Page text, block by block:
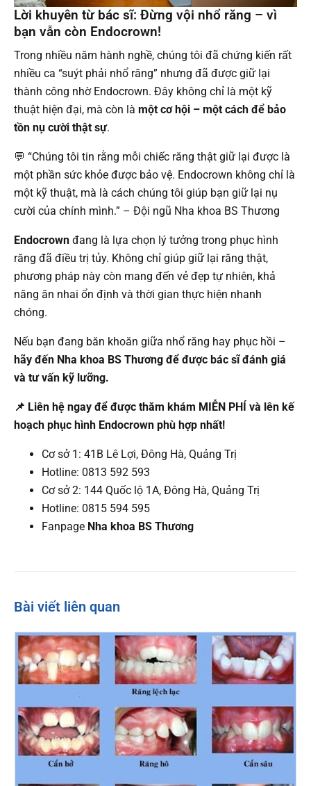
Lời khuyên từ bác sĩ: Đừng vội nhổ răng – vì
bạn vẫn còn Endocrown!
Trong nhiều năm hành nghề, chúng tôi đã chứng kiến rất
nhiều ca “suýt phải nhổ răng” nhưng đã được giữ lại
thành công nhờ Endocrown. Đây không chỉ là một kỹ
thuật hiện đại, mà còn là một cơ hội – một cách để bảo
tồn nụ cười thật sự.
💬 “Chúng tôi tin rằng mỗi chiếc răng thật giữ lại được là
một phần sức khỏe được bảo vệ. Endocrown không chỉ là
một kỹ thuật, mà là cách chúng tôi giúp bạn giữ lại nụ
cười của chính mình.” – Đội ngũ Nha khoa BS Thương
Endocrown đang là lựa chọn lý tưởng trong phục hình
răng đã điều trị tủy. Không chỉ giúp giữ lại răng thật,
phương pháp này còn mang đến vẻ đẹp tự nhiên, khả
năng ăn nhai ổn định và thời gian thực hiện nhanh
chóng.
Nếu bạn đang băn khoăn giữa nhổ răng hay phục hồi –
hãy đến Nha khoa BS Thương để được bác sĩ đánh giá
và tư vấn kỹ lưỡng.
📌 Liên hệ ngay để được thăm khám MIỄN PHÍ và lên kế
hoạch phục hình Endocrown phù hợp nhất!
Cơ sở 1: 41B Lê Lợi, Đông Hà, Quảng Trị
Hotline: 0813 592 593
Cơ sở 2: 144 Quốc lộ 1A, Đông Hà, Quảng Trị
Hotline: 0815 594 595
Fanpage Nha khoa BS Thương
Bài viết liên quan